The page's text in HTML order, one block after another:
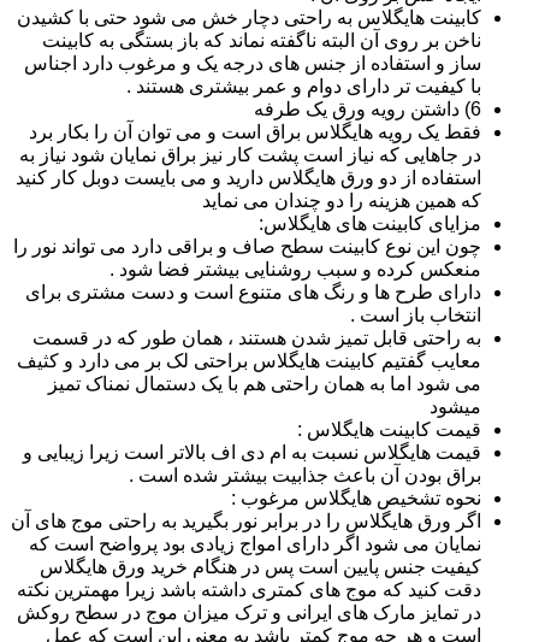
کابینت هایگلاس به راحتی دچار خش می شود حتی با کشیدن
ناخن بر روی آن البته ناگفته نماند که باز بستگی به کابینت
ساز و استفاده از جنس های درجه یک و مرغوب دارد اجناس
با کیفیت تر دارای دوام و عمر بیشتری هستند .
6) داشتن رویه ورق یک طرفه
فقط یک رویه هایگلاس براق است و می توان آن را بکار برد
در جاهایی که نیاز است پشت کار نیز براق نمایان شود نیاز به
استفاده از دو ورق هایگلاس دارید و می بایست دوبل کار کنید
که همین هزینه را دو چندان می نماید
مزایای کابینت های هایگلاس:
چون این نوع کابینت سطح صاف و براقی دارد می تواند نور را
منعکس کرده و سبب روشنایی بیشتر فضا شود .
دارای طرح ها و رنگ های متنوع است و دست مشتری برای
انتخاب باز است .
به راحتی قابل تمیز شدن هستند ، همان طور که در قسمت
معایب گفتیم کابینت هایگلاس براحتی لک بر می دارد و کثیف
می شود اما به همان راحتی هم با یک دستمال نمناک تمیز
میشود
قیمت کابینت هایگلاس :
قیمت هایگلاس نسبت به ام دی اف بالاتر است زیرا زیبایی و
براق بودن آن باعث جذابیت بیشتر شده است .
نحوه تشخیص هایگلاس مرغوب :
اگر ورق هایگلاس را در برابر نور بگیرید به راحتی موج های آن
نمایان می شود اگر دارای امواج زیادی بود پرواضح است که
کیفیت جنس پایین است پس در هنگام خرید ورق هایگلاس
دقت کنید که موج های کمتری داشته باشد زیرا مهمترین نکته
در تمایز مارک های ایرانی و ترک میزان موج در سطح روکش
است و هر چه موج کمتر باشد به معنی این است که عمل